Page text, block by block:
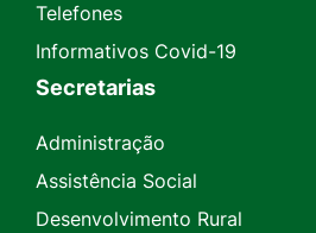
Telefones
Informativos Covid-19
Secretarias
Administração
Assistência Social
Desenvolvimento Rural